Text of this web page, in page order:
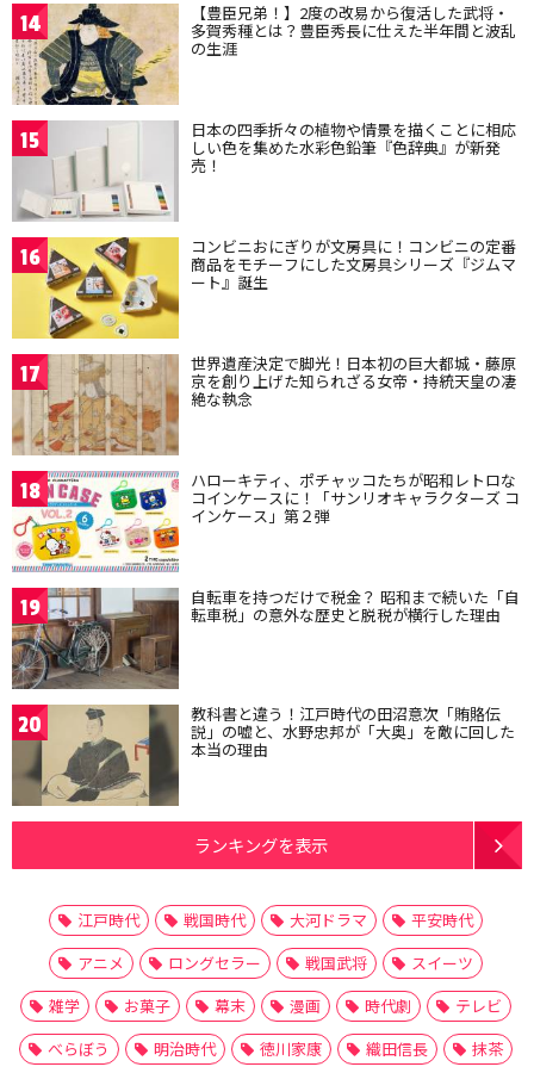
14 【豊臣兄弟！】2度の改易から復活した武将・
多賀秀種とは？豊臣秀長に仕えた半年間と波乱
の生涯
15 日本の四季折々の植物や情景を描くことに相応
しい色を集めた水彩色鉛筆『色辞典』が新発
売！
16 コンビニおにぎりが文房具に！コンビニの定番
商品をモチーフにした文房具シリーズ『ジムマ
ート』誕生
17 世界遺産決定で脚光！日本初の巨大都城・藤原
京を創り上げた知られざる女帝・持統天皇の凄
絶な執念
18 ハローキティ、ポチャッコたちが昭和レトロな
コインケースに！「サンリオキャラクターズ コ
インケース」第２弾
19 自転車を持つだけで税金？ 昭和まで続いた「自
転車税」の意外な歴史と脱税が横行した理由
20 教科書と違う！江戸時代の田沼意次「賄賂伝
説」の嘘と、水野忠邦が「大奥」を敵に回した
本当の理由
ランキングを表示
江戸時代 戦国時代 大河ドラマ
平安時代
アニメ
ロングセラー 戦国武将
スイーツ
雑学
お菓子 幕末 漫画 時代劇
テレビ
べらぼう
明治時代 徳川家康 織田信長
抹茶